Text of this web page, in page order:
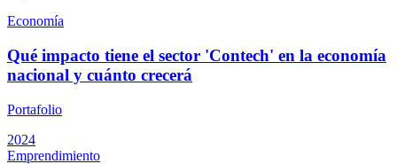
Economía
Qué impacto tiene el sector 'Contech' en la economía
nacional y cuánto crecerá
Portafolio
2024
Emprendimiento